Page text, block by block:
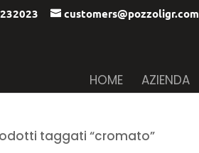
customers@pozzoligr.com
HOME AZIENDA
taggati “cromato”